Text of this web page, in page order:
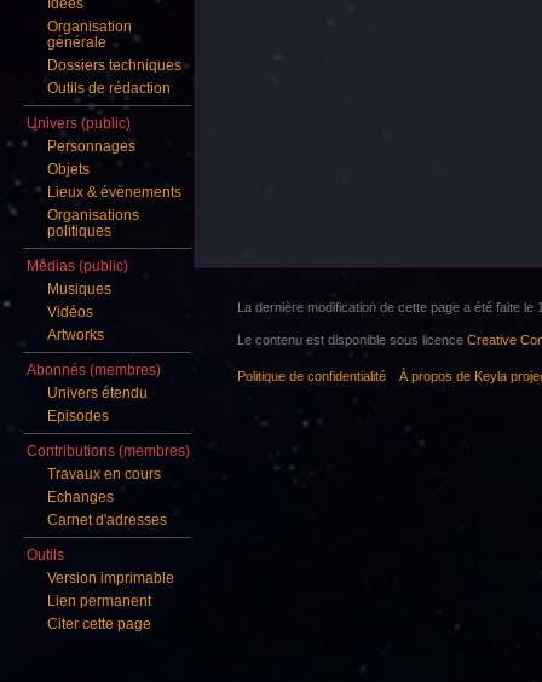
Idées
Organisation
générale
Dossiers techniques
Outils de rédaction
Univers (public)
Personnages
Objets
Lieux & évènements
Organisations
politiques
Médias (public)
Musiques
Vidéos
Artworks
Abonnés (membres)
Univers étendu
Episodes
Contributions (membres)
Travaux en cours
Echanges
Carnet d'adresses
Outils
Version imprimable
Lien permanent
Citer cette page
La dernière modification de cette page a été faite le
Le contenu est disponible sous licence Creative
Politique de confidentialité À propos de Keyla